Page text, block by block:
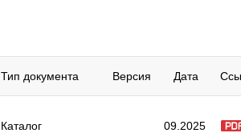
Тип документа Версия Дата
Каталог 09.2025